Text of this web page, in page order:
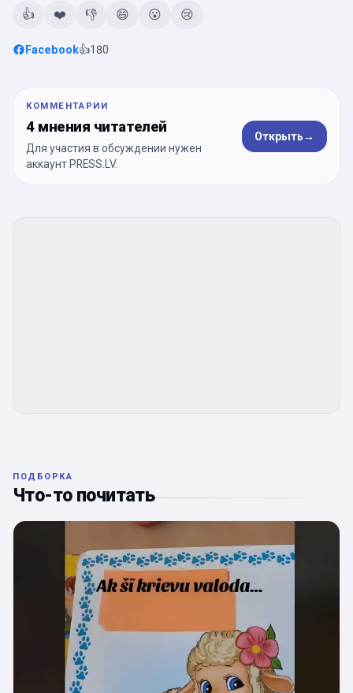
👍 ❤️ 👎 😄 😮 😢
Facebook👍180
КОММЕНТАРИИ
4 мнения читателей
Для участия в обсуждении нужен
аккаунт PRESS.LV.
Открыть→
ПОДБОРКА
Что-то почитать